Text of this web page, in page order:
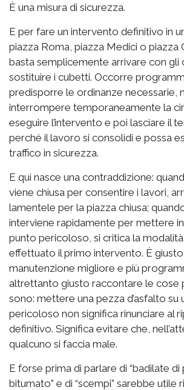
È una misura di sicurezza.
E per fare un intervento definitivo in
piazza Roma, piazza Medici o piazza
basta semplicemente arrivare con gli
sostituire i cubetti. Occorre
predisporre le ordinanze necessarie,
interrompere temporaneamente la
eseguire l’intervento e poi lasciare il
perché il lavoro si consolidi e possa
traffico in sicurezza.
E qui nasce una contraddizione:
viene chiusa per consentire i lavori,
lamentele per la piazza chiusa;
interviene rapidamente per mettere
punto pericoloso, si critica la
effettuato il primo intervento. È
manutenzione migliore e più
altrettanto giusto raccontare le cose
sono: mettere una pezza d’asfalto su
pericoloso non significa rinunciare al
definitivo. Significa evitare che,
qualcuno si faccia male.
E forse prima di parlare di “badilate di
bitumato” e di “scempi” sarebbe utile